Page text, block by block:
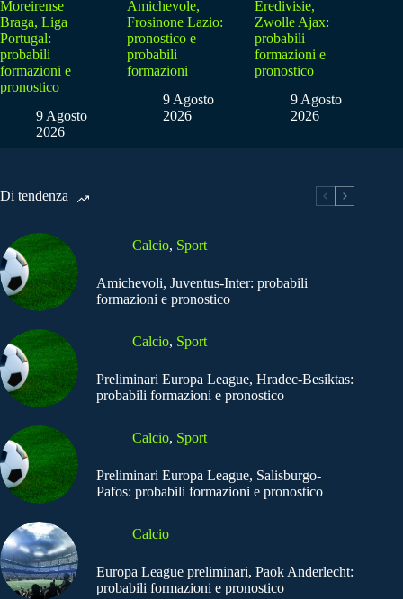
Moreirense
Braga, Liga
Portugal:
probabili
formazioni e
pronostico
9 Agosto
2026
Amichevole,
Frosinone Lazio:
pronostico e
probabili
formazioni
9 Agosto
2026
Eredivisie,
Zwolle Ajax:
probabili
formazioni e
pronostico
9 Agosto
2026
Di tendenza
Calcio, Sport
Amichevoli, Juventus-Inter: probabili
formazioni e pronostico
Calcio, Sport
Preliminari Europa League, Hradec-Besiktas:
probabili formazioni e pronostico
Calcio, Sport
Preliminari Europa League, Salisburgo-
Pafos: probabili formazioni e pronostico
Calcio
Europa League preliminari, Paok Anderlecht:
probabili formazioni e pronostico